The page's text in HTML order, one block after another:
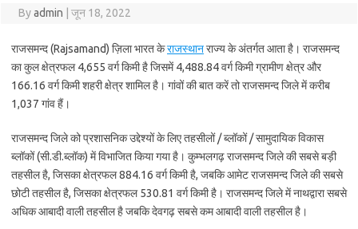
Byadmin जून 18, 2022
राजसमन्द (Rajsamand) ज़िला भारत केराजस्थानराज्य के अंतर्गत आता है। राजसमन्द
का कुल क्षेत्रफल 4,655 वर्ग किमी है जिसमें 4,488.84 वर्ग किमी ग्रामीण क्षेत्र और
166.16 वर्ग किमी शहरी क्षेत्र शामिल है। गांवों की बात करें तो राजसमन्द जिले में करीब
1,037 गांव हैं।
राजसमन्द जिले को प्रशासनिक उद्देश्यों के लिए तहसीलों / ब्लॉकों / सामुदायिक विकास
ब्लॉकों (सी.डी.ब्लॉक) में विभाजित किया गया है। कुम्भलगढ़ राजसमन्द जिले की सबसे बड़ी
तहसील है, जिसका क्षेत्रफल 884.16 वर्ग किमी है, जबकि आमेट राजसमन्द जिले की सबसे
छोटी तहसील है, जिसका क्षेत्रफल 530.81 वर्ग किमी है। राजसमन्द जिले में नाथद्वारा सबसे
अधिक आबादी वाली तहसील है जबकि देवगढ़ सबसे कम आबादी वाली तहसील है।